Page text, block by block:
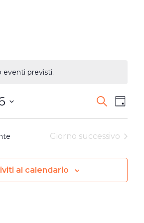
eventi previsti.
EVENTI
E
VISTE
Cerca
Giorno successivo
al calendario